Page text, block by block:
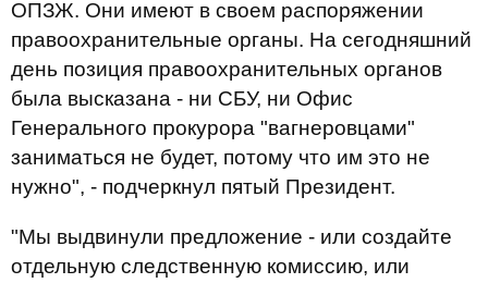
ОПЗЖ. Они имеют в своем распоряжении
правоохранительные органы. На сегодняшний
день позиция правоохранительных органов
была высказана - ни СБУ, ни Офис
Генерального прокурора "вагнеровцами"
заниматься не будет, потому что им это не
нужно", - подчеркнул пятый Президент.
"Мы выдвинули предложение - или создайте
отдельную следственную комиссию, или